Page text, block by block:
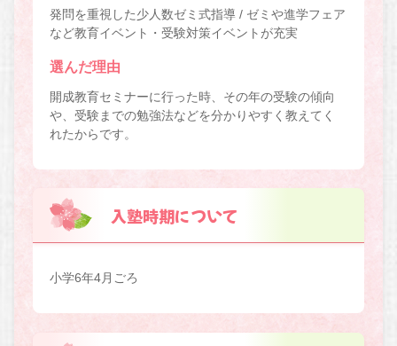
発問を重視した少人数ゼミ式指導 / ゼミや進学フェア
など教育イベント・受験対策イベントが充実
選んだ理由
開成教育セミナーに行った時、その年の受験の傾向
や、受験までの勉強法などを分かりやすく教えてく
れたからです。
入塾時期について
小学6年4月ごろ